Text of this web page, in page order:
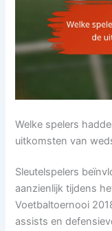
Welke spelers
uitkomsten van
Sleutelspelers
aanzienlijk tijdens
Voetbaltoernooi
assists en